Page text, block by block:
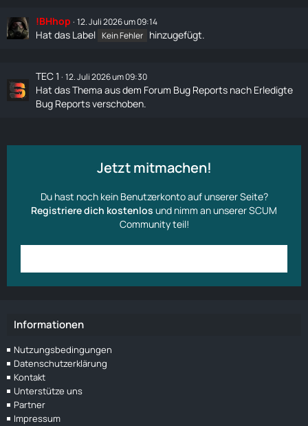
!BHhop 12. Juli 2026 um 09:14
Hat das Label Kein Fehler hinzugefügt.
TEC 1 12. Juli 2026 um 09:30
Hat das Thema aus dem Forum Bug Reports nach Erledigte
Bug Reportsverschoben.
Jetzt mitmachen!
Du hast noch kein Benutzerkonto auf unserer Seite?
Registriere dich kostenlos und nimm an unserer SCUM
Community teil!
Informationen
Nutzungsbedingungen
Datenschutzerklärung
Kontakt
Unterstütze uns
Partner
Impressum